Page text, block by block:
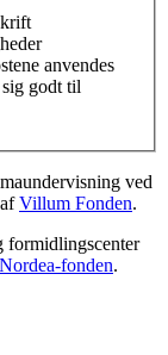
anvendes
godt til
ved
Villum Fonden.
formidlingscenter
Nordea-fonden.